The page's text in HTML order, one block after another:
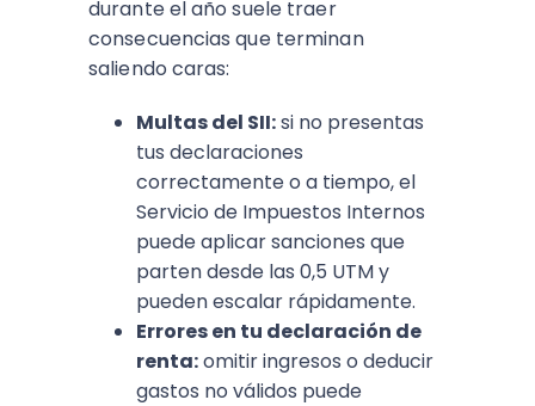
durante el año suele traer
consecuencias que terminan
saliendo caras:
Multas del SII:si no presentas
tus declaraciones
correctamente o a tiempo, el
Servicio de Impuestos Internos
puede aplicar sanciones que
parten desde las 0,5 UTM y
pueden escalar rápidamente.
Errores en tu declaración de
renta:omitir ingresos o deducir
gastos no válidos puede